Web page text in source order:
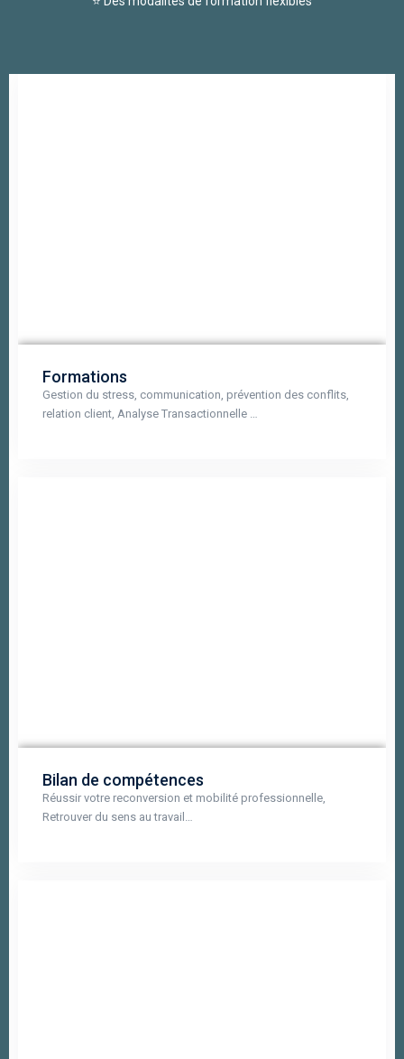
Formations
Gestion du stress, communication, prévention des conflits,
relation client, Analyse Transactionnelle …
Bilan de compétences
Réussir votre reconversion et mobilité professionnelle,
Retrouver du sens au travail…